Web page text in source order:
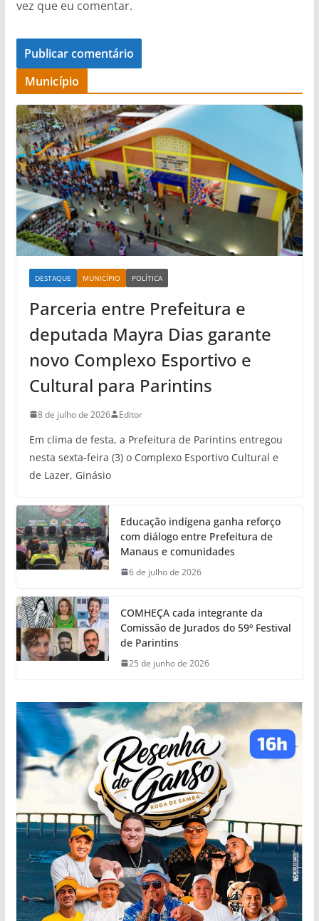
vez que eu comentar.
Município
DESTAQUE MUNICÍPIO POLÍTICA
Parceria entre Prefeitura e
deputada Mayra Dias garante
novo Complexo Esportivo e
Cultural para Parintins
8 de julho de 2026 Editor
Em clima de festa, a Prefeitura de Parintins entregou
nesta sexta-feira (3) o Complexo Esportivo Cultural e
de Lazer, Ginásio
Educação indígena ganha reforço
com diálogo entre Prefeitura de
Manaus e comunidades
6 de julho de 2026
COMHEÇA cada integrante da
Comissão de Jurados do 59º Festival
de Parintins
25 de junho de 2026